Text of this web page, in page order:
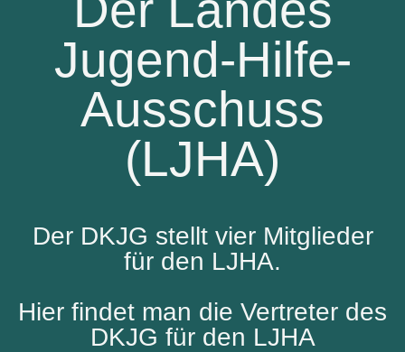
Jugend-Hilfe-
Ausschuss
(LJHA)
Der DKJG stellt vier Mitglieder
für den LJHA.
Hier findet man die Vertreter des
DKJG für den LJHA